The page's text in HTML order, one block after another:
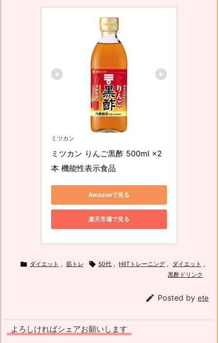
ミツカン
ミツカン りんご黒酢 500ml ×2
本 機能性表示食品
Amazonで見る
楽天市場で見る
 ダイエット , 筋トレ  50代 , HIITトレーニング , ダイエット ,
黒酢ドリンク
 Posted by ete
よろしければシェアお願いします